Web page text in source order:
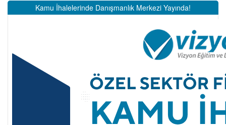
Kamu İhalelerinde Danışmanlık Merkezi Yayında!